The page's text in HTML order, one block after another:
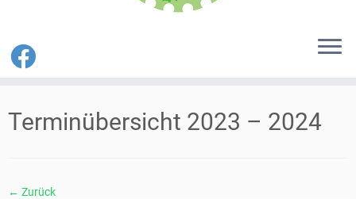
Inhalt
springen
Terminübersicht 2023 – 2024
← Zurück